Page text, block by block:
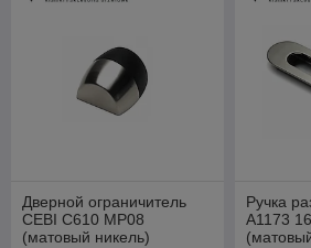
Дверной ограничитель
CEBI C610 MP08
(матовый никель)
Ручка
A1173